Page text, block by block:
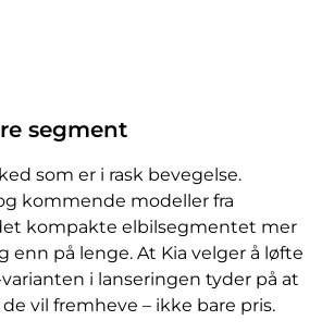
segment
som er i rask bevegelse.
kommende modeller fra
kompakte elbilsegmentet mer
enn på lenge. At Kia velger å løfte
i lanseringen tyder på at
vil fremheve – ikke bare pris.